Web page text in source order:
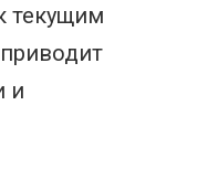
текущим
и